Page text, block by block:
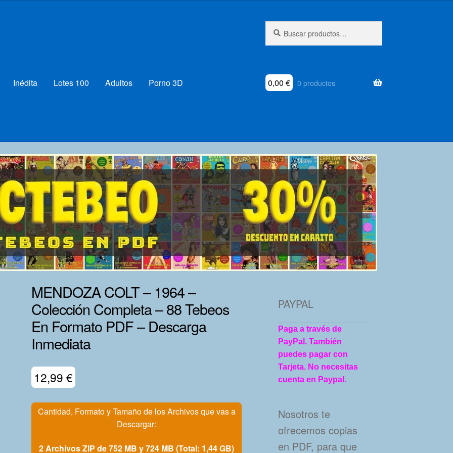
por:
Inédita Lotes 100 Adultos Porno 3D 0,00 € 0 productos
MENDOZA COLT – 1964 –
Colección Completa – 88 Tebeos
En Formato PDF – Descarga
Inmediata
12,99€
Cantidad, Formato y Tamaño de los Archivos que vas a
Descargar:
2 Archivos ZIP de 752 MB y 724 MB (Total: 1,44 GB)
PAYPAL
Paga a través de
PayPal. También
puedes pagar con
Tarjeta. No necesitas
cuenta en Paypal.
Nosotros te
ofrecemos copias
en PDF, para que